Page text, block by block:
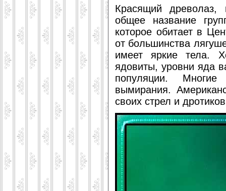
Красящий
общее название
которое обитает в
от большинства
имеет яркие тела.
ядовиты, уровни яда
популяции.
вымирания.
своих стрел и дротиков